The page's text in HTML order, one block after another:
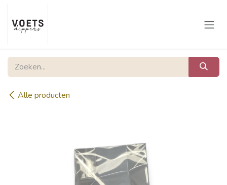
Overslaan naar inhoud
Alle producten